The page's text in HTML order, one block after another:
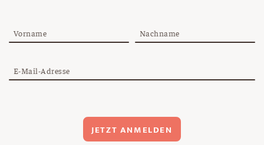
Vorname Nachname
E-Mail-Adresse
JETZT ANMELDEN